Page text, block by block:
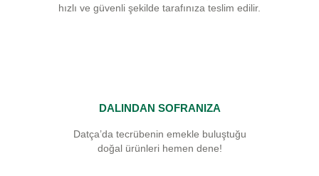
hızlı ve güvenli şekilde tarafınıza teslim edilir.
DALINDAN SOFRANIZA
Datça’da tecrübenin emekle buluştuğu
doğal ürünleri hemen dene!